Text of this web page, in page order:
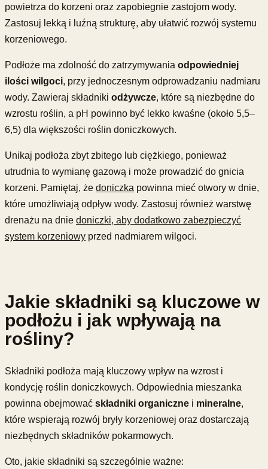
powietrza do korzeni oraz zapobiegnie zastojom wody.
Zastosuj lekką i luźną strukturę, aby ułatwić rozwój systemu
korzeniowego.
Podłoże ma zdolność do zatrzymywania odpowiedniej
ilości wilgoci, przy jednoczesnym odprowadzaniu nadmiaru
wody. Zawieraj składniki odżywcze, które są niezbędne do
wzrostu roślin, a pH powinno być lekko kwaśne (około 5,5–
6,5) dla większości roślin doniczkowych.
Unikaj podłoża zbyt zbitego lub ciężkiego, ponieważ
utrudnia to wymianę gazową i może prowadzić do gnicia
korzeni. Pamiętaj, że doniczka powinna mieć otwory w dnie,
które umożliwiają odpływ wody. Zastosuj również warstwę
drenażu na dnie doniczki, aby dodatkowo zabezpieczyć
system korzeniowy przed nadmiarem wilgoci.
Jakie składniki są kluczowe w
podłożu i jak wpływają na
rośliny?
Składniki podłoża mają kluczowy wpływ na wzrost i
kondycję roślin doniczkowych. Odpowiednia mieszanka
powinna obejmować składniki organiczne i mineralne,
które wspierają rozwój bryły korzeniowej oraz dostarczają
niezbędnych składników pokarmowych.
Oto, jakie składniki są szczególnie ważne: